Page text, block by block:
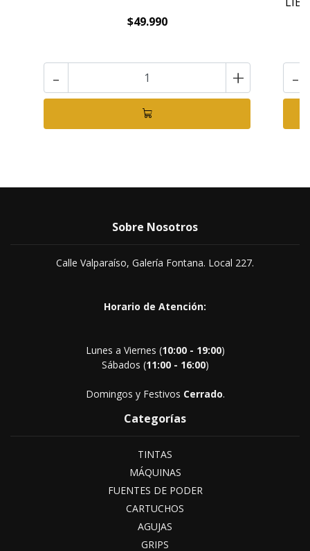
$49.990
- + -
Sobre Nosotros
Calle Valparaíso, Galería Fontana. Local 227.
Horario de Atención:
Lunes a Viernes (10:00 - 19:00)
Sábados (11:00 - 16:00)
Domingos y Festivos Cerrado.
Categorías
TINTAS
MÁQUINAS
FUENTES DE PODER
CARTUCHOS
AGUJAS
GRIPS